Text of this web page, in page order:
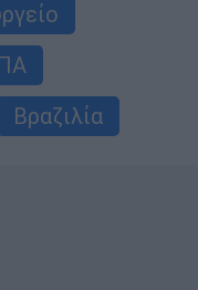
Βραζιλία